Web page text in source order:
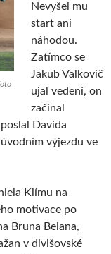
Nevyšel mu
start ani
náhodou.
Zatímco se
Jakub Valkovič
ujal vedení, on
začínal
Davida
výjezdu ve
Klímu na
motivace po
Bruna Belana,
v divišovské